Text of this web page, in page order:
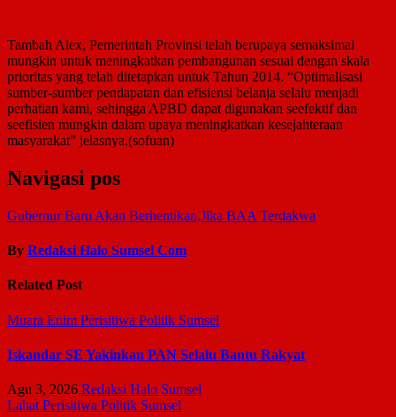
Tambah Alex, Pemerintah Provinsi telah berupaya semaksimal
mungkin untuk meningkatkan pembangunan sesuai dengan skala
prioritas yang telah ditetapkan untuk Tahun 2014. “Optimalisasi
sumber-sumber pendapatan dan efisiensi belanja selalu menjadi
perhatian kami, sehingga APBD dapat digunakan seefektif dan
seefisien mungkin dalam upaya meningkatkan kesejahteraan
masyarakat” jelasnya.(sofuan)
Navigasi pos
Gubernur Baru Akan Berhentikan,Jika BAA Terdakwa
By Redaksi Halo Sumsel Com
Related Post
Muara Enim Perisitiwa Politik Sumsel
Iskandar SE Yakinkan PAN Selalu Bantu Rakyat
Agu 3, 2026 Redaksi Halo Sumsel
Lahat Perisitiwa Politik Sumsel